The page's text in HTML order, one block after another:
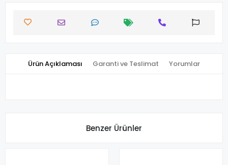
Ürün Açıklaması Garanti ve Teslimat Yorumlar
Benzer Ürünler